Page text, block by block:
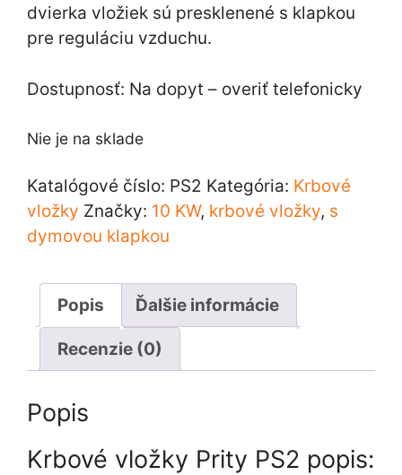
dvierka vložiek sú presklenené s klapkou
pre reguláciu vzduchu.
Dostupnosť: Na dopyt – overiť telefonicky
Nie je na sklade
Katalógové číslo: PS2 Kategória: Krbové
vložky Značky: 10 KW, krbové vložky, s
dymovou klapkou
Popis Ďalšie informácie
Recenzie (0)
Popis
Krbové vložky Prity PS2 popis: